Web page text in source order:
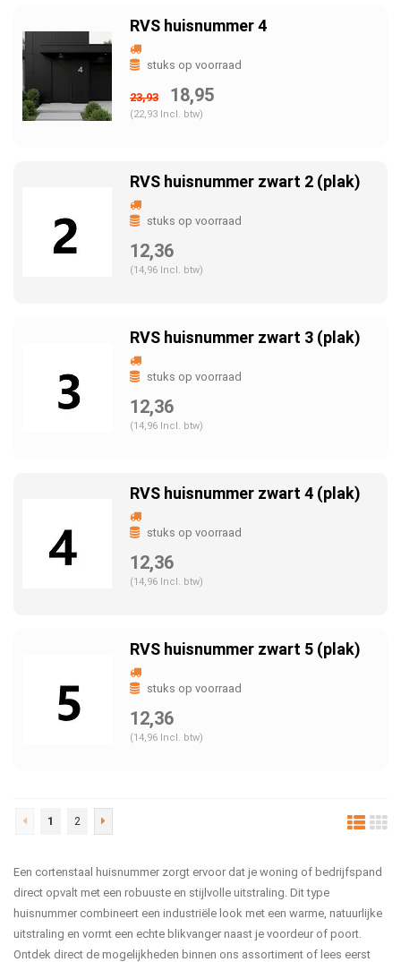
RVS huisnummer 4
stuks op voorraad
23,93 18,95
(22,93 Incl. btw)
RVS huisnummer zwart 2 (plak)
stuks op voorraad
12,36
(14,96 Incl. btw)
RVS huisnummer zwart 3 (plak)
stuks op voorraad
12,36
(14,96 Incl. btw)
RVS huisnummer zwart 4 (plak)
stuks op voorraad
12,36
(14,96 Incl. btw)
RVS huisnummer zwart 5 (plak)
stuks op voorraad
12,36
(14,96 Incl. btw)
1 2
Een cortenstaal huisnummer zorgt ervoor dat je woning of bedrijfspand
direct opvalt met een robuuste en stijlvolle uitstraling. Dit type
huisnummer combineert een industriële look met een warme, natuurlijke
uitstraling en vormt een echte blikvanger naast je voordeur of poort.
Ontdek direct de mogelijkheden binnen ons assortiment of lees eerst